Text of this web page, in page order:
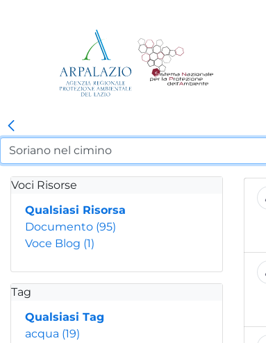
Voci Risorse
Qualsiasi Risorsa
Documento (95)
Voce Blog (1)
Tag
Qualsiasi Tag
acqua (19)